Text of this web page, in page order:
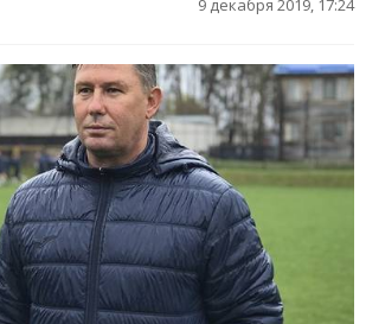
9 декабря 2019, 17:24